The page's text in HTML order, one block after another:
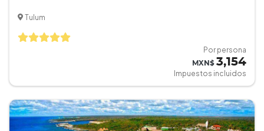
Tulum
Por persona
MXN$ 3,154
Impuestos incluidos